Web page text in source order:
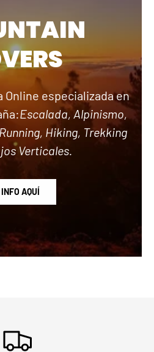
Online especializada en
Escalada, Alpinismo,
Hiking, Trekking
Verticales.
AQUÍ